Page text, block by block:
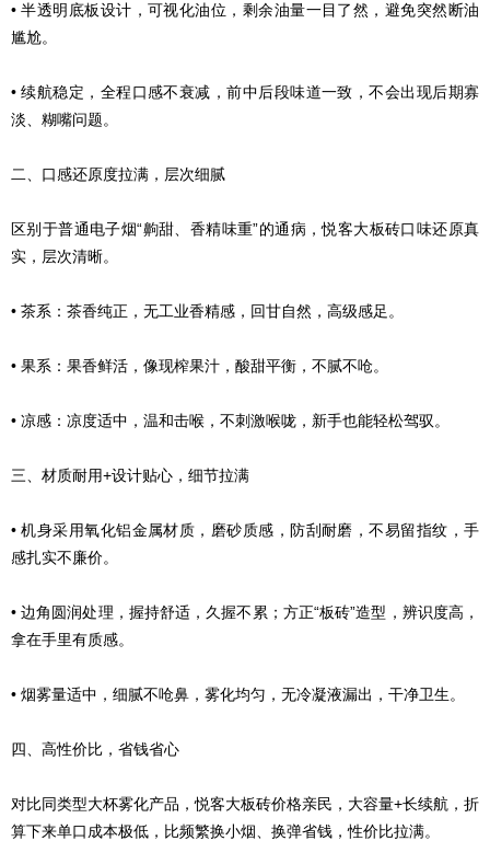
• 半透明底板设计，可视化油位，剩余油量一目了然，避免突然断油
尴尬。
• 续航稳定，全程口感不衰减，前中后段味道一致，不会出现后期寡
淡、糊嘴问题。
二、口感还原度拉满，层次细腻
区别于普通电子烟“齁甜、香精味重”的通病，悦客大板砖口味还原真
实，层次清晰。
• 茶系：茶香纯正，无工业香精感，回甘自然，高级感足。
• 果系：果香鲜活，像现榨果汁，酸甜平衡，不腻不呛。
• 凉感：凉度适中，温和击喉，不刺激喉咙，新手也能轻松驾驭。
三、材质耐用+设计贴心，细节拉满
• 机身采用氧化铝金属材质，磨砂质感，防刮耐磨，不易留指纹，手
感扎实不廉价。
• 边角圆润处理，握持舒适，久握不累；方正“板砖”造型，辨识度高，
拿在手里有质感。
• 烟雾量适中，细腻不呛鼻，雾化均匀，无冷凝液漏出，干净卫生。
四、高性价比，省钱省心
对比同类型大杯雾化产品，悦客大板砖价格亲民，大容量+长续航，折
算下来单口成本极低，比频繁换小烟、换弹省钱，性价比拉满。